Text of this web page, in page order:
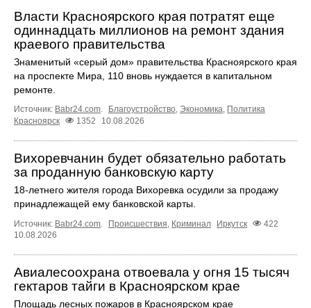
Власти Красноярского края потратят еще
одиннадцать миллионов на ремонт здания
краевого правительства
Знаменитый «серый дом» правительства Красноярского края
на проспекте Мира, 110 вновь нуждается в капитальном
ремонте.
Источник: Babr24.com. Благоустройство, Экономика, Политика
Красноярск
1352 10.08.2026
Вихоревчанин будет обязательно работать
за проданную банковскую карту
18‑летнего жителя города Вихоревка осудили за продажу
принадлежащей ему банковской карты.
Источник: Babr24.com. Происшествия, Криминал Иркутск
422
10.08.2026
Авиалесоохрана отвоевала у огня 15 тысяч
гектаров тайги в Красноярском крае
Площадь лесных пожаров в Красноярском крае